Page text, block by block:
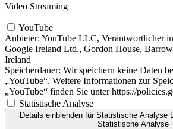
Video Streaming
YouTube
Anbieter: YouTube LLC, Verantwortlicher
Google Ireland Ltd., Gordon House,
Ireland
Speicherdauer: Wir speichern keine Daten
„YouTube“. Weitere Informationen zur
„YouTube“ finden Sie unter https://
Statistische Analyse
Details einblenden für Statistische Analyse
Statistische Analyse